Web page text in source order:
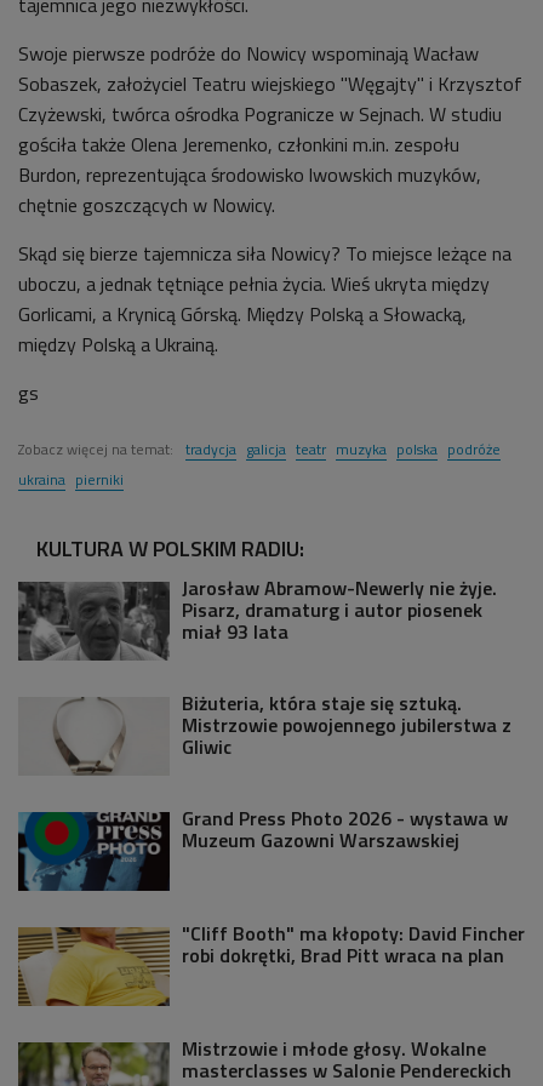
Swoje pierwsze podróże do Nowicy wspominają Wacław
Sobaszek, założyciel Teatru wiejskiego "Węgajty" i Krzysztof
Czyżewski, twórca ośrodka Pogranicze w Sejnach. W studiu
gościła także Olena Jeremenko, członkini m.in. zespołu
Burdon, reprezentująca środowisko lwowskich muzyków,
chętnie goszczących w Nowicy.
Skąd się bierze tajemnicza siła Nowicy? To miejsce leżące na
uboczu, a jednak tętniące pełnia życia. Wieś ukryta między
Gorlicami, a Krynicą Górską. Między Polską a Słowacką,
między Polską a Ukrainą.
gs
Zobacz więcej na temat: tradycja galicja teatr muzyka polska podróże
ukraina pierniki
KULTURA W POLSKIM RADIU:
Jarosław Abramow-Newerly nie żyje.
Pisarz, dramaturg i autor piosenek
miał 93 lata
Biżuteria, która staje się sztuką.
Mistrzowie powojennego jubilerstwa z
Gliwic
Grand Press Photo 2026 - wystawa w
Muzeum Gazowni Warszawskiej
"Cliff Booth" ma kłopoty: David Fincher
robi dokrętki, Brad Pitt wraca na plan
Mistrzowie i młode głosy. Wokalne
masterclasses w Salonie Pendereckich